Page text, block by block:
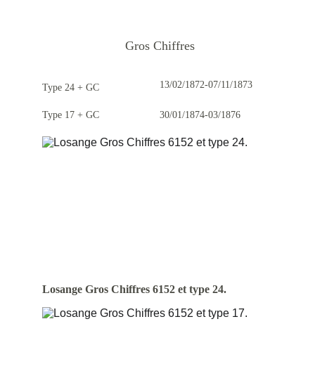
Gros Chiffres
Type 24 + GC
Type 17 + GC
13/02/1872-07/11/1873
30/01/1874-03/1876
Losange Gros Chiffres 6152 et type 24.